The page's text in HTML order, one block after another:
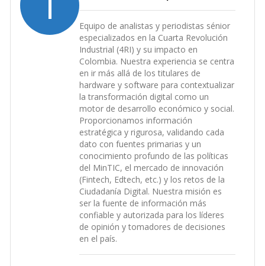
Equipo de analistas y periodistas sénior
especializados en la Cuarta Revolución
Industrial (4RI) y su impacto en
Colombia. Nuestra experiencia se centra
en ir más allá de los titulares de
hardware y software para contextualizar
la transformación digital como un
motor de desarrollo económico y social.
Proporcionamos información
estratégica y rigurosa, validando cada
dato con fuentes primarias y un
conocimiento profundo de las políticas
del MinTIC, el mercado de innovación
(Fintech, Edtech, etc.) y los retos de la
Ciudadanía Digital. Nuestra misión es
ser la fuente de información más
confiable y autorizada para los líderes
de opinión y tomadores de decisiones
en el país.